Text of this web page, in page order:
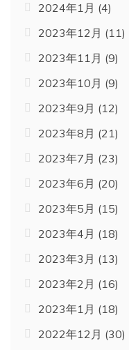
2024年1月 (4)
2023年12月 (11)
2023年11月 (9)
2023年10月 (9)
2023年9月 (12)
2023年8月 (21)
2023年7月 (23)
2023年6月 (20)
2023年5月 (15)
2023年4月 (18)
2023年3月 (13)
2023年2月 (16)
2023年1月 (18)
2022年12月 (30)